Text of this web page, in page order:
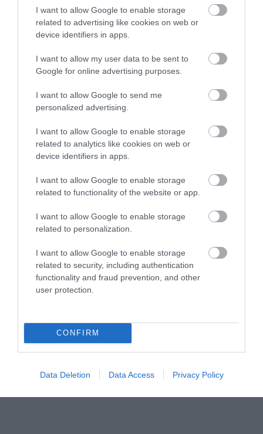
I want to allow Google to enable storage
related to advertising like cookies on web or
device identifiers in apps.
I want to allow my user data to be sent to
Google for online advertising purposes.
I want to allow Google to send me
personalized advertising.
I want to allow Google to enable storage
related to analytics like cookies on web or
device identifiers in apps.
I want to allow Google to enable storage
related to functionality of the website or app.
I want to allow Google to enable storage
related to personalization.
I want to allow Google to enable storage
related to security, including authentication
functionality and fraud prevention, and other
user protection.
CONFIRM
Data Deletion Data Access Privacy Policy
9. Felesleges ide ez a sok rossz egri bor.
Nem is értjük, mit majmolja ezeket számos
rangos nemzetközi verseny zsűrije. A
Szépasszonyvölgyet meg be kéne építeni
társasházakkal, úgysem érdekli már ez a
pincesor a turistákat.
Fotó: Szinok Gábor
10. Ez a Minaret vagy micsoda meg csak itt
árválkodik. Alig veszik észre a turisták,
amikor pedig Egerről esik szó valahol, nem
is említik, hogy itt van egy ilyen.
Fotó: Szinok Gábor